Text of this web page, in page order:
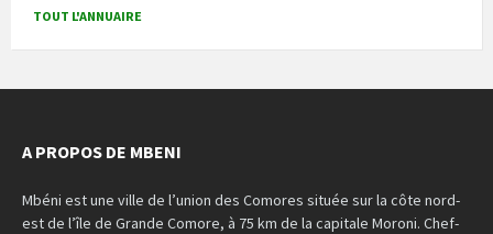
TOUT L'ANNUAIRE
A PROPOS DE MBENI
Mbéni est une ville de l’union des Comores située sur la côte nord-
est de l’île de Grande Comore, à 75 km de la capitale Moroni. Chef-